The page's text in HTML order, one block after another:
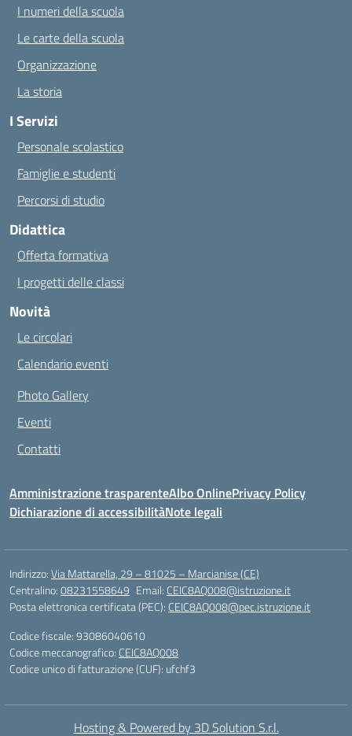
I numeri della scuola
Le carte della scuola
Organizzazione
La storia
I Servizi
Personale scolastico
Famiglie e studenti
Percorsi di studio
Didattica
Offerta formativa
I progetti delle classi
Novità
Le circolari
Calendario eventi
Photo Gallery
Eventi
Contatti
Amministrazione trasparenteAlbo OnlinePrivacy Policy
Dichiarazione di accessibilitàNote legali
Indirizzo:Via Mattarella, 29 – 81025 – Marcianise (CE)
Centralino:08231558649 Email: CEIC8AQ008@istruzione.it
Posta elettronica certificata (PEC): CEIC8AQ008@pec.istruzione.it
Codice fiscale: 93086040610
Codice meccanografico: CEIC8AQ008
Codice unico di fatturazione (CUF): ufchf3
Hosting & Powered by 3D Solution S.r.l.